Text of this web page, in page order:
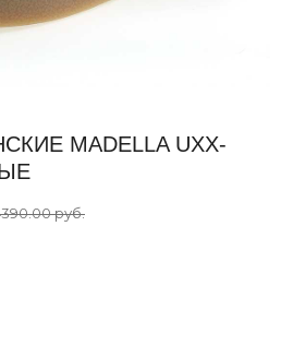
MADELLA UXX-
руб.